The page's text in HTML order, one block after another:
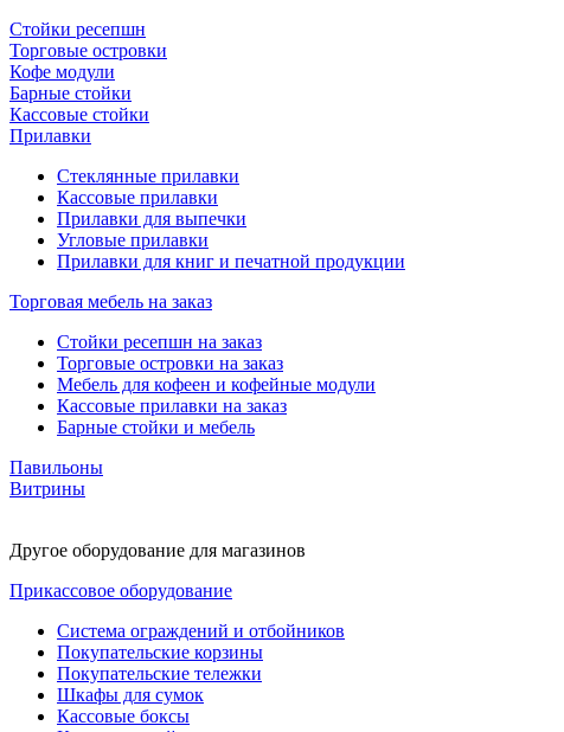
Стойки ресепшн
Торговые островки
Кофе модули
Барные стойки
Кассовые стойки
Прилавки
Стеклянные прилавки
Кассовые прилавки
Прилавки для выпечки
Угловые прилавки
Прилавки для книг и печатной продукции
Торговая мебель на заказ
Стойки ресепшн на заказ
Торговые островки на заказ
Мебель для кофеен и кофейные модули
Кассовые прилавки на заказ
Барные стойки и мебель
Павильоны
Витрины
Другое оборудование для магазинов
Прикассовое оборудование
Система ограждений и отбойников
Покупательские корзины
Покупательские тележки
Шкафы для сумок
Кассовые боксы